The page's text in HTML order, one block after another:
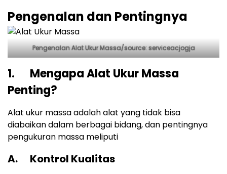
Pengenalan dan Pentingnya
Pengenalan Alat Ukur Massa/source: serviceacjogja
1. Mengapa Alat Ukur Massa
Penting?
Alat ukur massa adalah alat yang tidak bisa
diabaikan dalam berbagai bidang, dan pentingnya
pengukuran massa meliputi
A. Kontrol Kualitas